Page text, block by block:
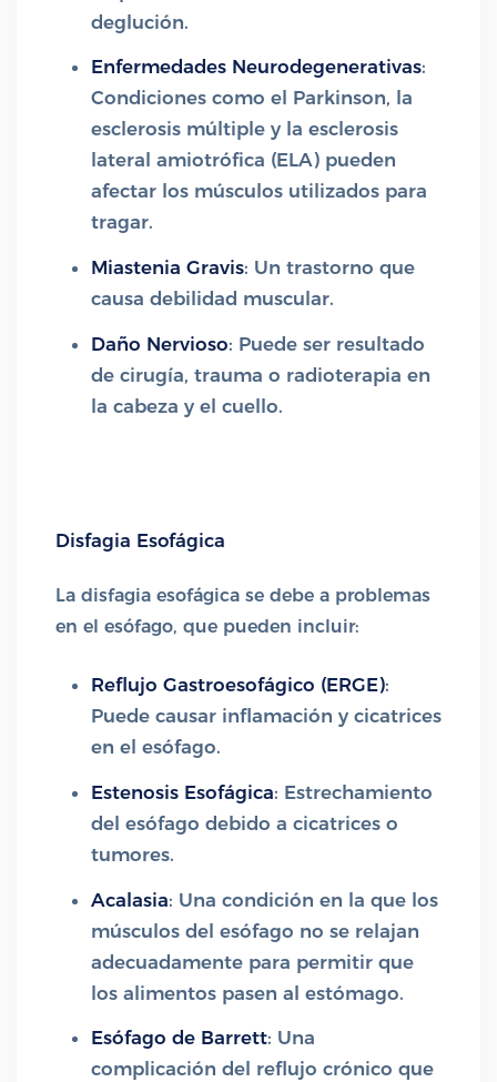
deglución.
Enfermedades Neurodegenerativas:
Condiciones como el Parkinson, la
esclerosis múltiple y la esclerosis
lateral amiotrófica (ELA) pueden
afectar los músculos utilizados para
tragar.
Miastenia Gravis: Un trastorno que
causa debilidad muscular.
Daño Nervioso: Puede ser resultado
de cirugía, trauma o radioterapia en
la cabeza y el cuello.
Disfagia Esofágica
La disfagia esofágica se debe a problemas
en el esófago, que pueden incluir:
Reflujo Gastroesofágico (ERGE):
Puede causar inflamación y cicatrices
en el esófago.
Estenosis Esofágica: Estrechamiento
del esófago debido a cicatrices o
tumores.
Acalasia: Una condición en la que los
músculos del esófago no se relajan
adecuadamente para permitir que
los alimentos pasen al estómago.
Esófago de Barrett: Una
complicación del reflujo crónico que